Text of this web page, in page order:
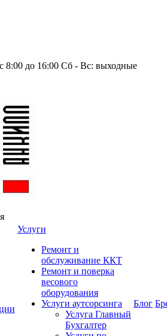
до 16:00 Сб - Вс: выходные
Услуги
Ремонт и
обслуживание ККТ
Ремонт и поверка
весового
оборудования
Услуги аутсорсинга
Услуга Главный
Бухгалтер
Блог